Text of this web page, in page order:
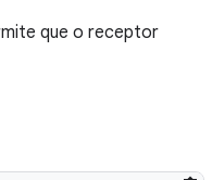
que o receptor